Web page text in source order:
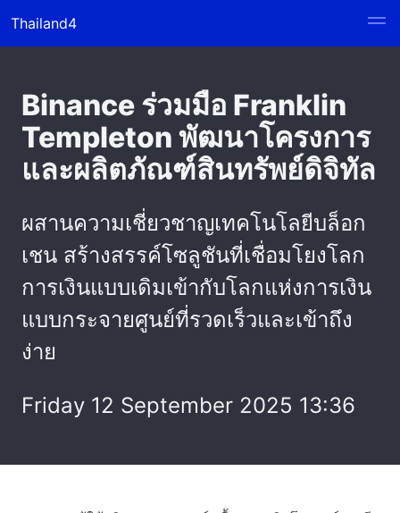
Thailand4
Binance ร่วมมือ Franklin
Templeton พัฒนาโครงการ
และผลิตภัณฑ์สินทรัพย์ดิจิทัล
ผสานความเชี่ยวชาญเทคโนโลยีบล็อก
เชน สร้างสรรค์โซลูชันที่เชื่อมโยงโลก
การเงินแบบเดิมเข้ากับโลกแห่งการเงิน
แบบกระจายศูนย์ที่รวดเร็วและเข้าถึง
ง่าย
Friday 12 September 2025 13:36